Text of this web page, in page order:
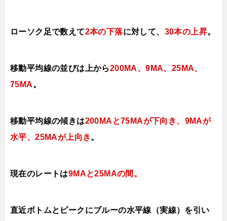
ローソク足で数えて2本の下落に対して、 30本の上昇。
移動平均線の並びは上から200MA、9MA、25MA、
75MA。
移動平均線の傾きは200MAと75MAが下向き、9MAが
水平、25MAが上向き。
現在のレートは9MAと25MAの間 。
直近ボトムとピークにブルーの水平線（実線）を引い